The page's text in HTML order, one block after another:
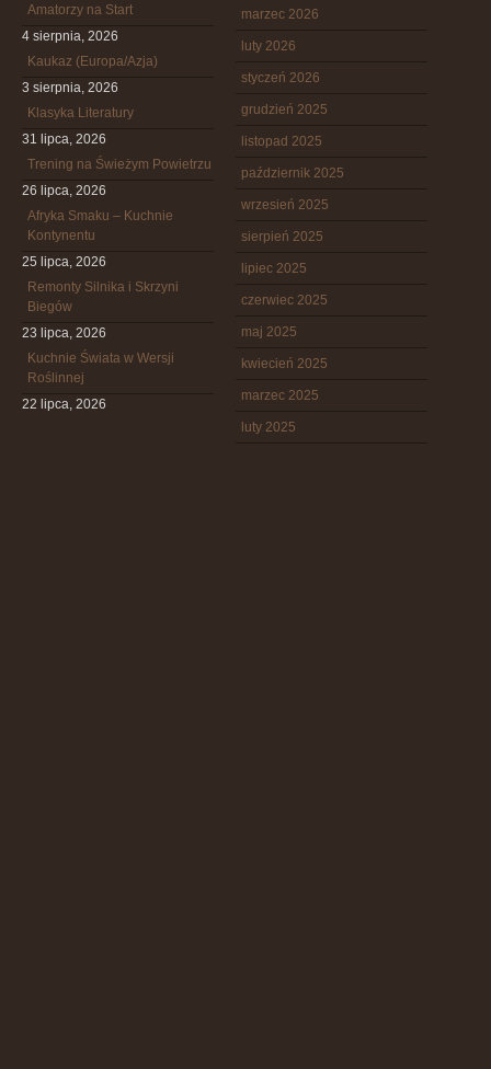
Amatorzy na Start
4 sierpnia, 2026
Kaukaz (Europa/Azja)
3 sierpnia, 2026
Klasyka Literatury
31 lipca, 2026
Trening na Świeżym Powietrzu
26 lipca, 2026
Afryka Smaku – Kuchnie
Kontynentu
25 lipca, 2026
Remonty Silnika i Skrzyni
Biegów
23 lipca, 2026
Kuchnie Świata w Wersji
Roślinnej
22 lipca, 2026
marzec 2026
luty 2026
styczeń 2026
grudzień 2025
listopad 2025
październik 2025
wrzesień 2025
sierpień 2025
lipiec 2025
czerwiec 2025
maj 2025
kwiecień 2025
marzec 2025
luty 2025